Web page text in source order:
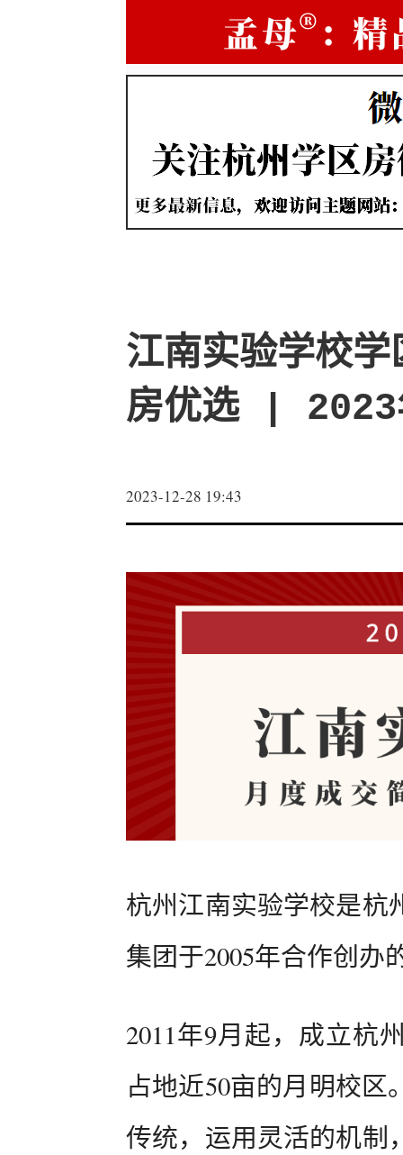
江南实验学校
房优选 | 2023
2023-12-28 19:43
杭州江南实验学校是杭
集团于2005年合作创办
2011年9月起，成立杭
占地近50亩的月明校
传统，运用灵活的机制